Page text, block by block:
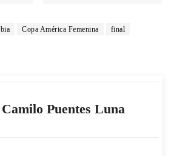
Copa América Femenina final
Puentes Luna